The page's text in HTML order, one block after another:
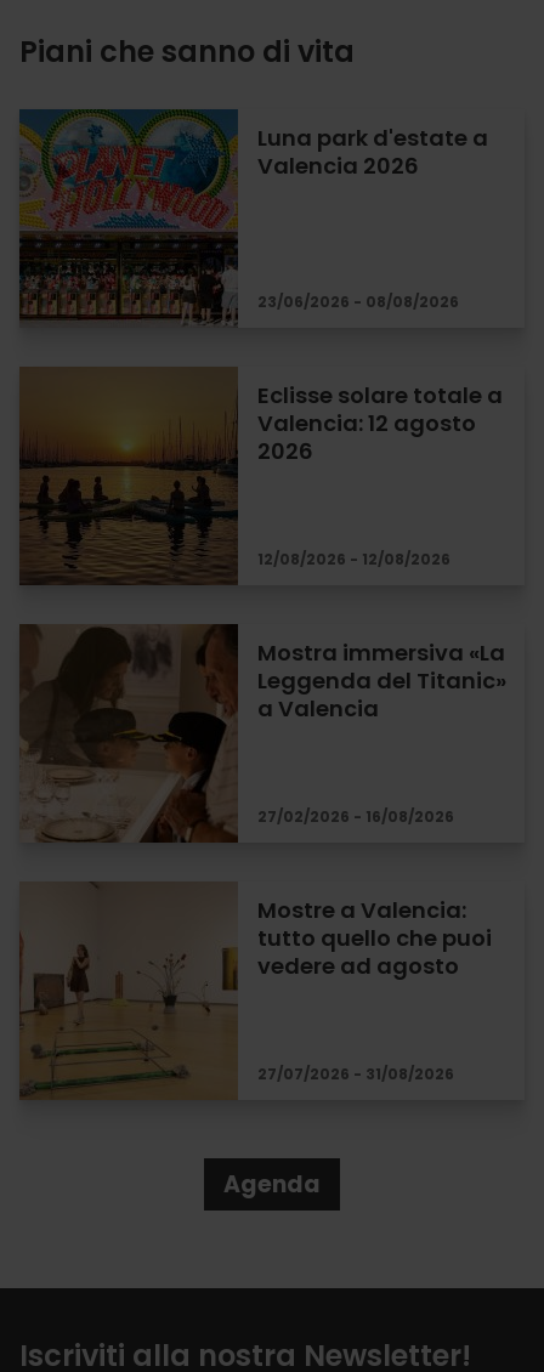
Piani che sanno di vita
Luna park d'estate a
Valencia 2026
23/06/2026 - 08/08/2026
Eclisse solare totale a
Valencia: 12 agosto
2026
12/08/2026 - 12/08/2026
Mostra immersiva «La
Leggenda del Titanic»
a Valencia
27/02/2026 - 16/08/2026
Mostre a Valencia:
tutto quello che puoi
vedere ad agosto
27/07/2026 - 31/08/2026
Agenda
Iscriviti alla nostra Newsletter!